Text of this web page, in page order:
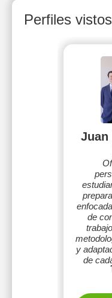
Perfiles vistos
Juan
de
y
de